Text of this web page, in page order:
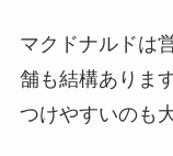
マクドナルドは
舗も結構ありま
つけやすいのも